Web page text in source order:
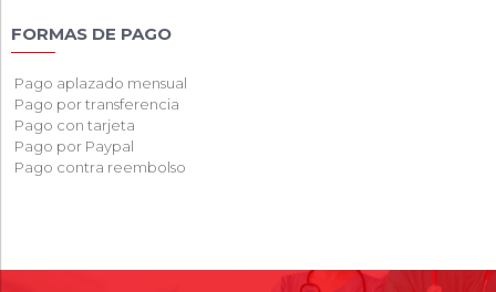
FORMAS DE PAGO
Pago aplazado mensual
Pago por transferencia
Pago con tarjeta
Pago por Paypal
Pago contra reembolso